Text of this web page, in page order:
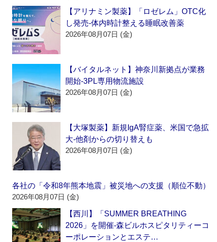
【アリナミン製薬】「ロゼレム」OTC化
し発売‐体内時計整える睡眠改善薬
2026年08月07日 (金)
【バイタルネット】神奈川新拠点が業務
開始‐3PL専用物流施設
2026年08月07日 (金)
【大塚製薬】新規IgA腎症薬、米国で急拡
大‐他剤からの切り替えも
2026年08月07日 (金)
各社の「令和8年熊本地震」被災地への支援（順位不動）
2026年08月07日 (金)
【西川】「SUMMER BREATHING
2026」を開催‐森ビルホスピタリティーコ
ーポレーションとエステ…